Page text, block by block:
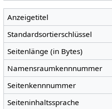
Anzeigetitel
Standardsortierschlüssel
Seitenlänge (in Bytes)
Namensraumkennnummer
Seitenkennnummer
Seiteninhaltssprache